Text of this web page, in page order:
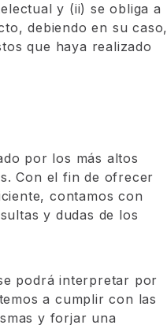
y (ii) se obliga a
debiendo en su caso,
que haya realizado
por los más altos
Con el fin de ofrecer
contamos con
y dudas de los
podrá interpretar por
a cumplir con las
y forjar una